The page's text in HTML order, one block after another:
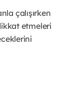
çalışırken
etmeleri